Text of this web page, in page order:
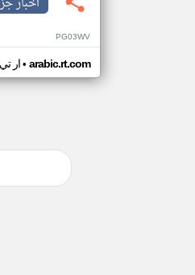
PG03WV
ار• arabic.rt.com